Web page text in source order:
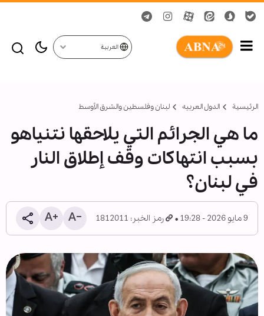
العربية
الرئيسية الدول العربیه لبنان وفلسطين والشرق الأوسط
ما هي الجرائم التي يلاحقها نتنياهو
بسبب انتهاكات وقف إطلاق النار
في لبنان؟
9 مايو 2026 - 19:28 رمز الخبر: 1812011